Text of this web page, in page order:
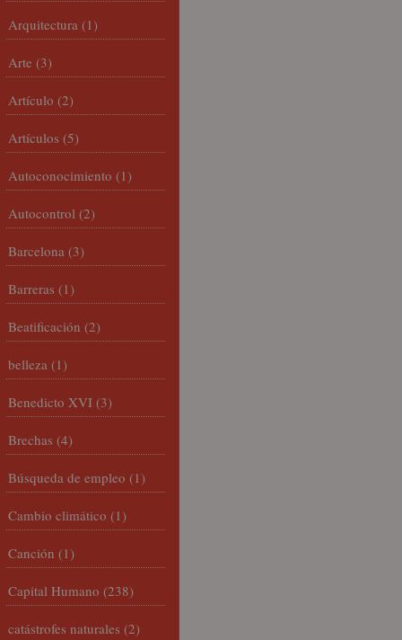
Arquitectura (1)
Arte (3)
Artículo (2)
Artículos (5)
Autoconocimiento (1)
Autocontrol (2)
Barcelona (3)
Barreras (1)
Beatificación (2)
belleza (1)
Benedicto XVI (3)
Brechas (4)
Búsqueda de empleo (1)
Cambio climático (1)
Canción (1)
Capital Humano (238)
catástrofes naturales (2)